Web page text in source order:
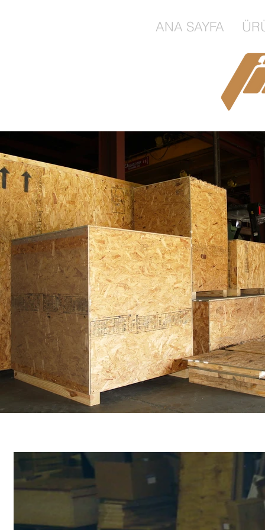
ANA SAYFA